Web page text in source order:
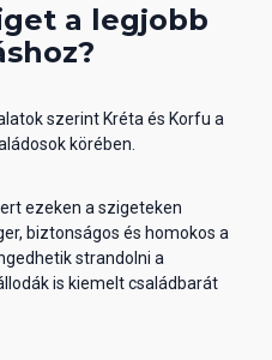
a legjobb
szerint Kréta és Korfu a
körében.
ezeken a szigeteken
biztonságos és homokos a
strandolni a
is kiemelt családbarát